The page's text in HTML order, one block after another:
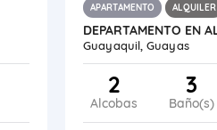
APARTAMENTO ALQUILER
Guayaquil, Guayas
2
Alcobas
3
Baño(s)